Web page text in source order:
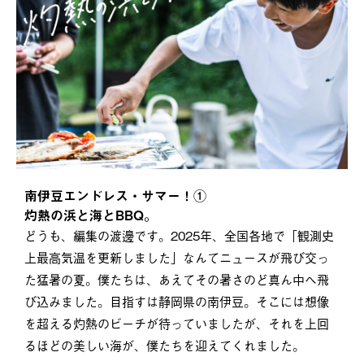
南伊豆エンドレス・サマー！①
灼熱の浜と海とBBQ。
どうも、編集の渡邊です。2025年、全国各地で「観測史
上最高気温を更新しました」なんてニュースが飛び交っ
た猛暑の夏。僕たちは、あえてその暑さのど真ん中へ飛
び込みました。目指すは静岡県の南伊豆。そこには想像
を超える灼熱のビーチが待っていましたが、それを上回
るほどの美しい海が、僕たちを迎えてくれました。